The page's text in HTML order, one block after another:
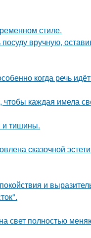
стиле.
вручную,
когда речь
каждая имела
и тишины.
сказочной
и
свет полностью